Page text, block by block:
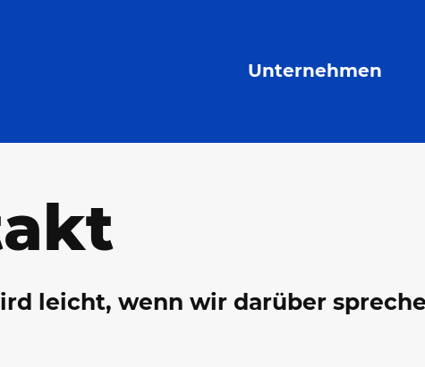
Unternehmen
leicht, wenn wir darüber